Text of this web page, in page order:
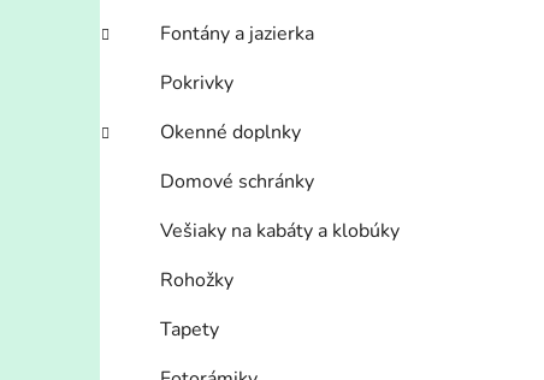
Fontány a jazierka
Pokrivky
Okenné doplnky
Domové schránky
Vešiaky na kabáty a klobúky
Rohožky
Tapety